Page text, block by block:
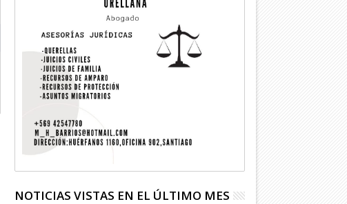
Escuela busca alumnos para
primero básico
Adulta mayor bebió soda cáustica
NOTICIAS VISTAS EN EL ÚLTIMO MES